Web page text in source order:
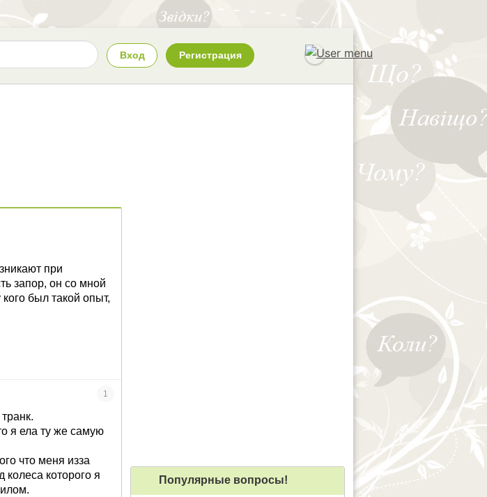
Вход Регистрация
при
запор, он со мной
был такой опыт,
1
я ела ту же самую
что меня изза
колеса которого я
Популярные вопросы!